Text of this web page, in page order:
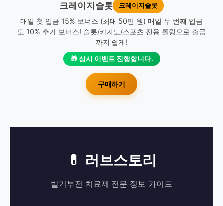
크레이지슬롯 크레이지슬롯
매일 첫 입금 15% 보너스 (최대 50만 원) 매일 두 번째 입금
도 10% 추가 보너스! 슬롯/카지노/스포츠 전용 롤링으로 출금
까지 쉽게!
🎁 상시 이벤트 진행합니다.
구매하기
💊 러브스토리
발기부전 치료제 전문 정보 가이드